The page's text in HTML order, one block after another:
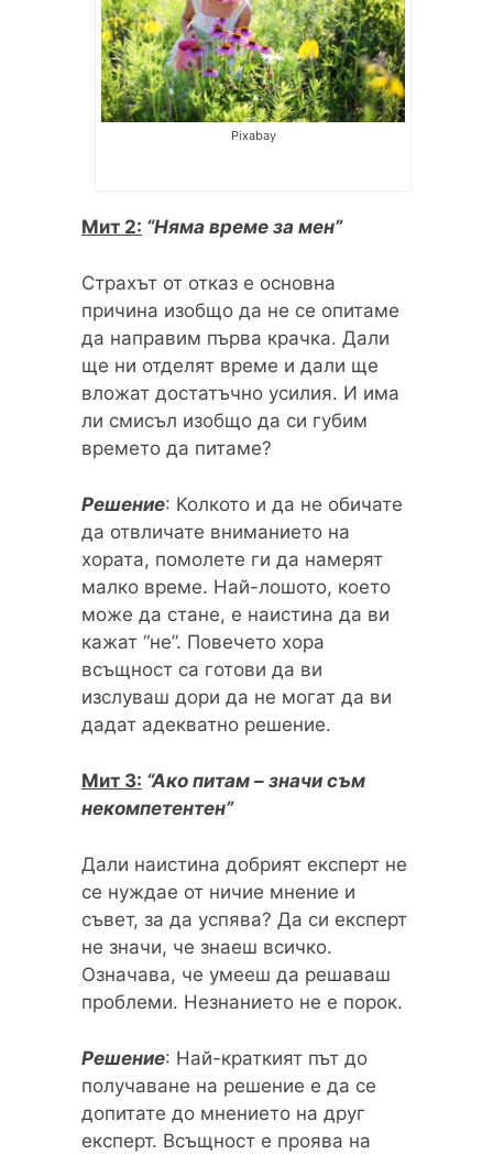
Pixabay
Мит 2: “Няма време за мен”
Страхът от отказ е основна
причина изобщо да не се опитаме
да направим първа крачка. Дали
ще ни отделят време и дали ще
вложат достатъчно усилия. И има
ли смисъл изобщо да си губим
времето да питаме?
Решение: Колкото и да не обичате
да отвличате вниманието на
хората, помолете ги да намерят
малко време. Най-лошото, което
може да стане, е наистина да ви
кажат “не”. Повечето хора
всъщност са готови да ви
изслуваш дори да не могат да ви
дадат адекватно решение.
Мит 3: “Ако питам – значи съм
некомпетентен”
Дали наистина добрият експерт не
се нуждае от ничие мнение и
съвет, за да успява? Да си експерт
не значи, че знаеш всичко.
Означава, че умееш да решаваш
проблеми. Незнанието не е порок.
Решение: Най-краткият път до
получаване на решение е да се
допитате до мнението на друг
експерт. Всъщност е проява на